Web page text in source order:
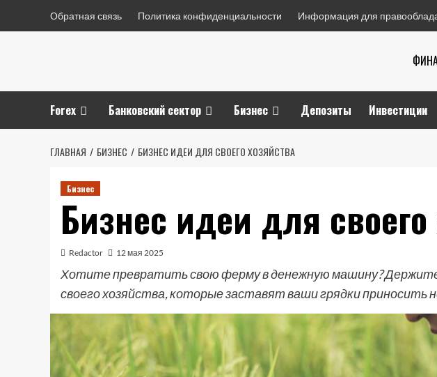
Обратная связь Политика конфиденциальности Информация для
Forex Банковский сектор Бизнес Депозиты Инвестиции
ГЛАВНАЯ БИЗНЕС БИЗНЕС ИДЕИ ДЛЯ СВОЕГО ХОЗЯЙСТВА
Бизнес
Бизнес идеи для своего
Redactor 12 мая 2025
Хотите превратить свою ферму в денежную машину? Держите
своего хозяйства, которые заставят ваши грядки приносить